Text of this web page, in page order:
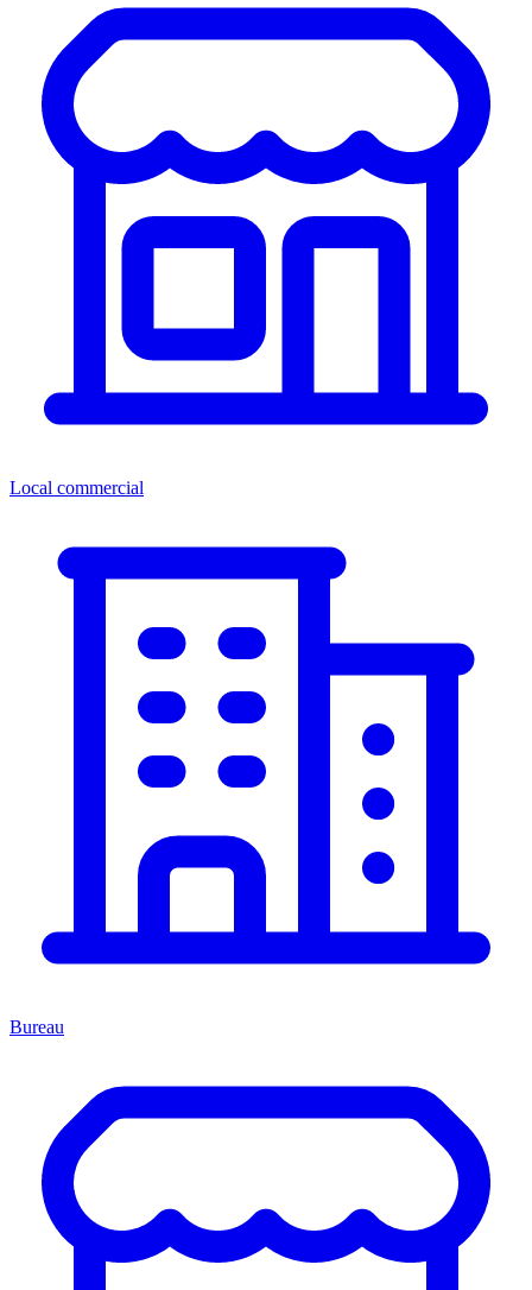
Local commercial
Bureau